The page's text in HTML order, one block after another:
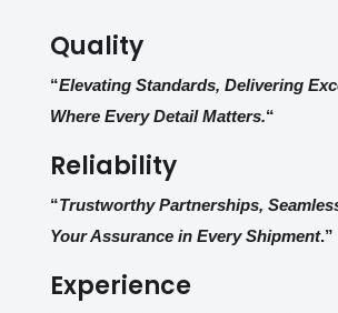
Quality
“Elevating Standards, Delivering
Where Every Detail Matters.“
Reliability
“Trustworthy Partnerships,
Your Assurance in Every Shipment.”
Experience